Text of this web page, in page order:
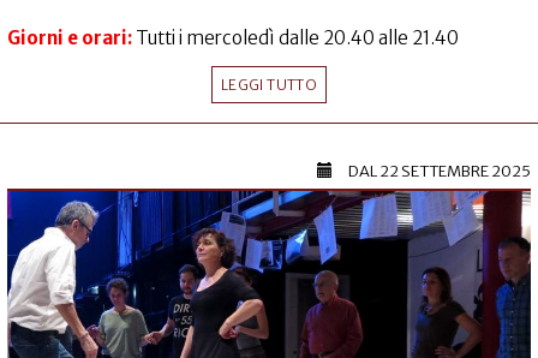
Giorni e orari: Tutti i mercoledì dalle 20.40 alle 21.40
LEGGI TUTTO
DAL22 SETTEMBRE 2025